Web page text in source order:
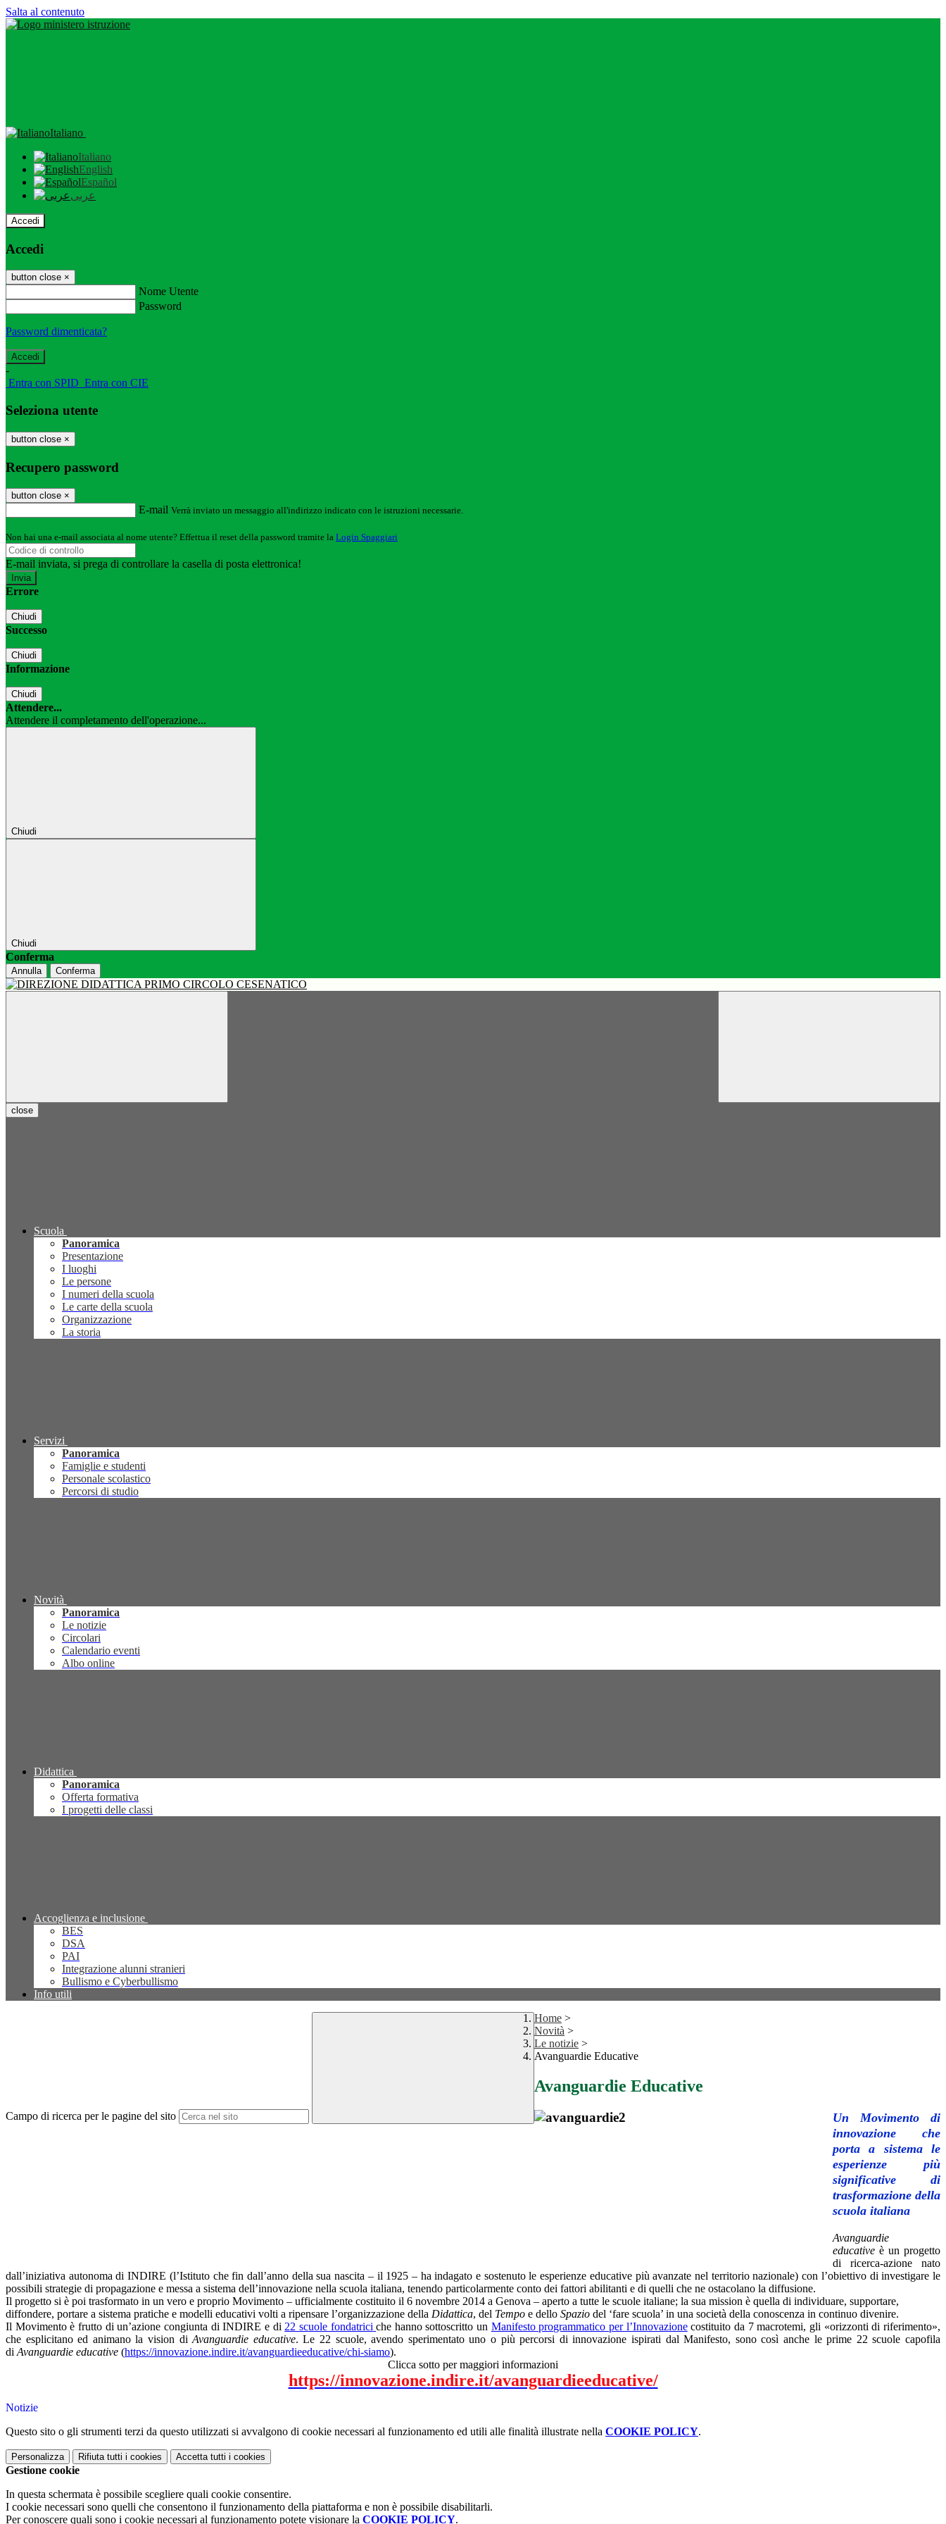
Salta al contenuto
Italiano
Italiano
English
Español
عربى
Accedi
Accedi
button close ×
Nome Utente
Password
Password dimenticata?
-
Entra con SPID Entra con CIE
Seleziona utente
button close ×
Recupero password
button close ×
E-mail Verrà inviato un messaggio all'indirizzo indicato con le istruzioni necessarie.
Non hai una e-mail associata al nome utente? Effettua il reset della password tramite la Login Spaggiari
E-mail inviata, si prega di controllare la casella di posta elettronica!
Errore
Chiudi
Successo
Chiudi
Informazione
Chiudi
Attendere...
Attendere il completamento dell'operazione...
Chiudi
Chiudi
Conferma
Annulla Conferma
close
Scuola
Panoramica
Presentazione
I luoghi
Le persone
I numeri della scuola
Le carte della scuola
Organizzazione
La storia
Servizi
Panoramica
Famiglie e studenti
Personale scolastico
Percorsi di studio
Novità
Panoramica
Le notizie
Circolari
Calendario eventi
Albo online
Didattica
Panoramica
Offerta formativa
I progetti delle classi
Accoglienza e inclusione
BES
DSA
PAI
Integrazione alunni stranieri
Bullismo e Cyberbullismo
Info utili
Campo di ricerca per le pagine del sito
Home >
Novità >
Le notizie >
Avanguardie Educative
Avanguardie Educative
Un Movimento di
innovazione che
porta a sistema le
esperienze più
significative di
trasformazione della
scuola italiana
Avanguardie
educative è un progetto
di ricerca-azione nato
dall’iniziativa autonoma di INDIRE (l’Istituto che fin dall’anno della sua nascita – il 1925 – ha indagato e sostenuto le esperienze educative più avanzate nel territorio nazionale) con l’obiettivo di investigare le
possibili strategie di propagazione e messa a sistema dell’innovazione nella scuola italiana, tenendo particolarmente conto dei fattori abilitanti e di quelli che ne ostacolano la diffusione.
Il progetto si è poi trasformato in un vero e proprio Movimento – ufficialmente costituito il 6 novembre 2014 a Genova – aperto a tutte le scuole italiane; la sua mission è quella di individuare, supportare,
diffondere, portare a sistema pratiche e modelli educativi volti a ripensare l’organizzazione della Didattica, del Tempo e dello Spazio del ‘fare scuola’ in una società della conoscenza in continuo divenire.
Il Movimento è frutto di un’azione congiunta di INDIRE e di 22 scuole fondatrici che hanno sottoscritto un Manifesto programmatico per l’Innovazione costituito da 7 macrotemi, gli «orizzonti di riferimento»,
che esplicitano ed animano la vision di Avanguardie educative. Le 22 scuole, avendo sperimentato uno o più percorsi di innovazione ispirati dal Manifesto, sono così anche le prime 22 scuole capofila
di Avanguardie educative (https://innovazione.indire.it/avanguardieeducative/chi-siamo).
Clicca sotto per maggiori informazioni
https://innovazione.indire.it/avanguardieeducative/
Notizie
Questo sito o gli strumenti terzi da questo utilizzati si avvalgono di cookie necessari al funzionamento ed utili alle finalità illustrate nella COOKIE POLICY.
Personalizza Rifiuta tutti i cookies Accetta tutti i cookies
Gestione cookie
In questa schermata è possibile scegliere quali cookie consentire.
I cookie necessari sono quelli che consentono il funzionamento della piattaforma e non è possibile disabilitarli.
Per conoscere quali sono i cookie necessari al funzionamento potete visionare la COOKIE POLICY.